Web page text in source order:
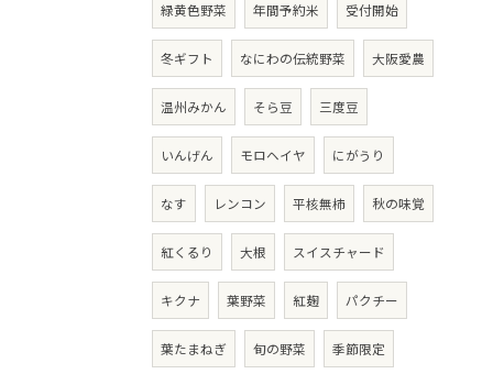
緑黄色野菜 年間予約米 受付開始
冬ギフト なにわの伝統野菜 大阪愛農
温州みかん そら豆 三度豆
いんげん モロヘイヤ にがうり
なす レンコン 平核無柿 秋の味覚
紅くるり 大根 スイスチャード
キクナ 葉野菜 紅麹 パクチー
葉たまねぎ 旬の野菜 季節限定